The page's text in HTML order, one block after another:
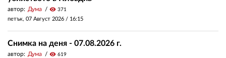
автор: Дума visibility 371
петък, 07 Август 2026 / 16:15
Снимка на деня - 07.08.2026 г.
автор: Дума visibility 619